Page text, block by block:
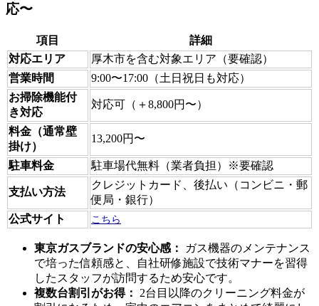
応〜
項目
詳細
対応エリア
厚木市を含む対象エリア（要確認）
営業時間
9:00〜17:00（土日祝日も対応）
お掃除機能付
き対応
対応可（＋8,800円〜）
料金（通常壁
掛け）
13,200円〜
駐車料金 駐車場代無料（業者負担）※要確認
支払い方法
クレジットカード、後払い（コンビニ・郵
便局・銀行）
公式サイト
こちら
東京ガスブランドの安心感：
ガス機器のメンテナンス
で培った信頼感と、自社研修施設で技術マナーを習得
したスタッフが訪問するため安心です。
複数台割引がお得： 2台目以降のクリーニング料金が